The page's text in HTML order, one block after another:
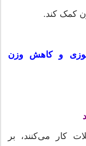
کمک کند.
و کاهش وزن
کار می‌کنند، بر